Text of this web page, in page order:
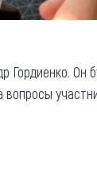
Он